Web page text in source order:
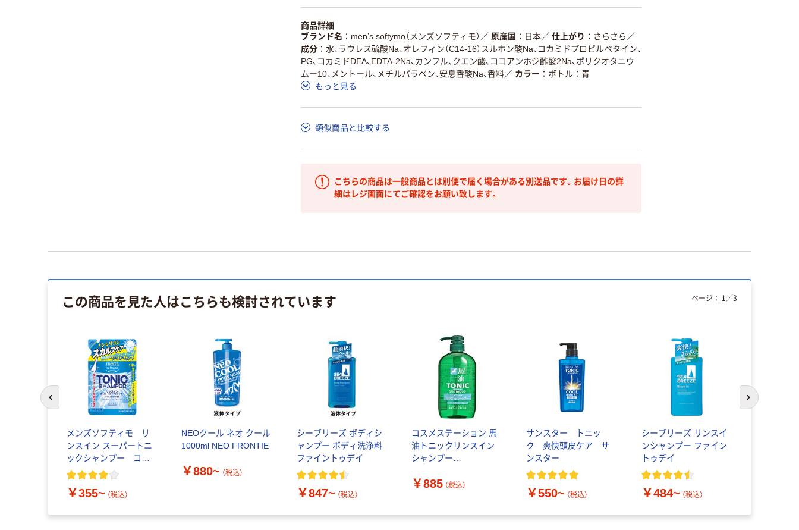
商品詳細
ブランド名
men’s softymo（メンズソフティモ） ／ 原産国 日本／ 仕上がり さらさら ／
成分
水、ラウレス硫酸Na、オレフィン（C14-16）スルホン酸Na、コカミドプロピルベタイン、
PG、コカミドDEA、EDTA-2Na、カンフル、クエン酸、ココアンホジ酢酸2Na、ポリクオタニウ
ムー10、メントール、メチルパラベン、安息香酸Na、香料／ カラー
ボトル：青
もっと見る
類似商品と比較する
こちらの商品は一般商品とは別便で届く場合がある別送品です。お届け日の詳
細はレジ画面にてご確認をお願い致します。
この商品を見た人はこちらも検討されています
メンズソフティモ リ
ンスイン スーパートニ
ックシャンプー コー
セーコスメポート
￥355~ （税込）
NEOクール ネオ クール
1000ml NEO FRONTIE
￥880~ （税込）
シーブリーズ ボディシ
ャンプー ボディ洗浄料
ファイントゥデイ
￥847~ （税込）
コスメステーション 馬
油トニックリンスイン
シャンプー
(600ML)（直送品）
￥885 （税込）
サンスター トニッ
ク 爽快頭皮ケア サ
ンスター
￥550~ （税込）
シーブリーズ リンスイ
ンシャンプー ファイン
トゥデイ
￥484~ （税込）
ページ： 1 ／3
前のスライドへ 次のスライド